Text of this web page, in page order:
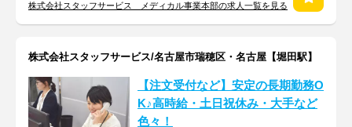
株式会社スタッフサービス メディカル事業本部の求人一覧を見る
株式会社スタッフサービス/名古屋市瑞穂区・名古屋【堀田駅】
【注文受付など】安定の長期勤務O
K♪高時給・土日祝休み・大手など
色々！